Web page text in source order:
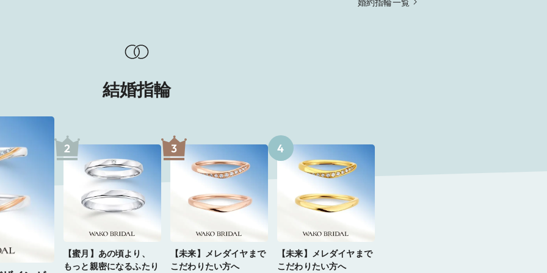
結婚指輪
2
【蜜月】あの頃より、
もっと親密になるふたり
3
【未来】メレダイヤまで
こだわりたい方へ
4
【未来】メレダイヤまで
こだわりたい方へ